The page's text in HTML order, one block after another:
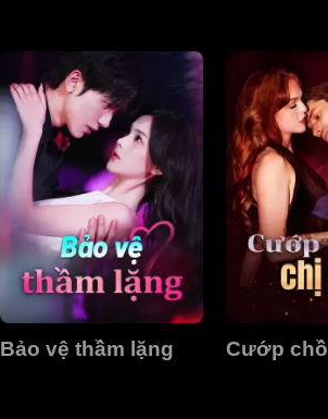
Bảo vệ thầm lặng Cướp